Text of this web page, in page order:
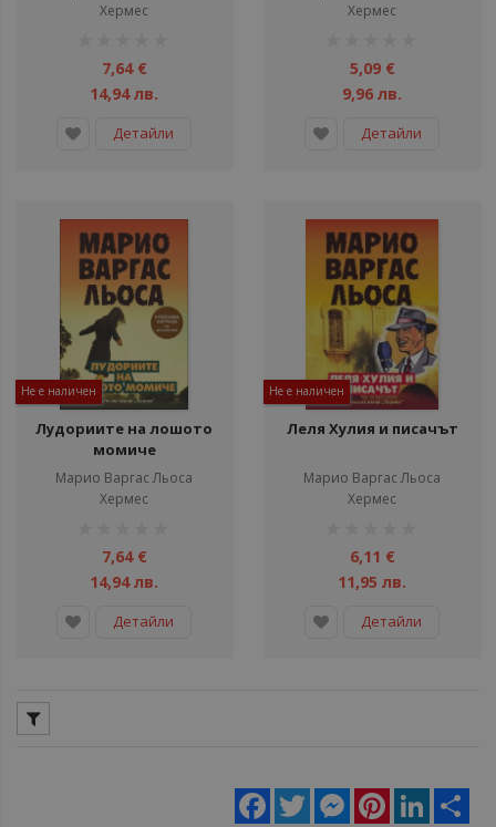
Хермес
7,64 €
14,94 лв.
Детайли
Хермес
5,09 €
9,96 лв.
Детайли
Не е наличен
Лудориите на лошото
момиче
Марио Варгас Льоса
Хермес
7,64 €
14,94 лв.
Детайли
Не е наличен
Леля Хулия и писачът
Марио Варгас Льоса
Хермес
6,11 €
11,95 лв.
Детайли
Facebook
Twitter MessengerPinterestLinkedIn